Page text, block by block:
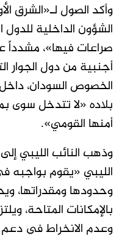
وأكد الصول لـ«الشرق
الشؤون الداخلية للدول
صراعات فيها»، مشدداً
أجنبية من دول الجوار
الخصوص السودان، داخل
بلاده «لا تتدخل سوى
أمنها القومي».
وذهب النائب الليبي
الليبي «يقوم بواجبه
وحدودها ومقدراتها،
بالإمكانات المتاحة،
وعدم الانخراط في